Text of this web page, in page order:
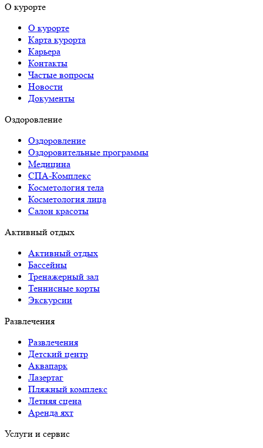
О курорте
О курорте
Карта курорта
Карьера
Контакты
Частые вопросы
Новости
Документы
Оздоровление
Оздоровление
Оздоровительные программы
Медицина
СПА-Комплекс
Косметология тела
Косметология лица
Салон красоты
Активный отдых
Активный отдых
Бассейны
Тренажерный зал
Теннисные корты
Экскурсии
Развлечения
Развлечения
Детский центр
Аквапарк
Лазертаг
Пляжный комплекс
Летняя сцена
Аренда яхт
Услуги и сервис